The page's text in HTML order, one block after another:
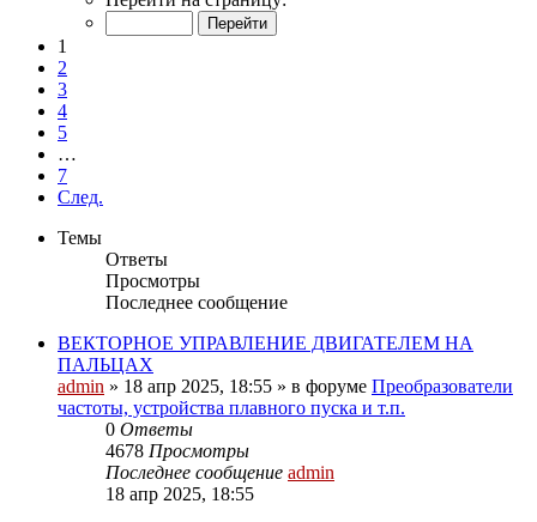
1
2
3
4
5
…
7
След.
Темы
Ответы
Просмотры
Последнее сообщение
ВЕКТОРНОЕ УПРАВЛЕНИЕ ДВИГАТЕЛЕМ НА
ПАЛЬЦАХ
admin » 18 апр 2025, 18:55 » в форуме Преобразователи
частоты, устройства плавного пуска и т.п.
0 Ответы
4678 Просмотры
Последнее сообщение admin
18 апр 2025, 18:55